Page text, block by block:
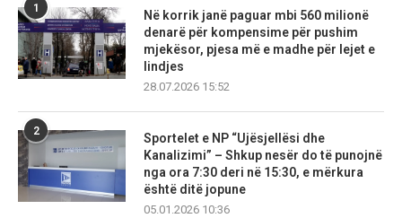
1
Në korrik janë paguar mbi 560 milionë
denarë për kompensime për pushim
mjekësor, pjesa më e madhe për lejet e
lindjes
28.07.2026 15:52
2
Sportelet e NP “Ujësjellësi dhe
Kanalizimi” – Shkup nesër do të punojnë
nga ora 7:30 deri në 15:30, e mërkura
është ditë jopune
05.01.2026 10:36